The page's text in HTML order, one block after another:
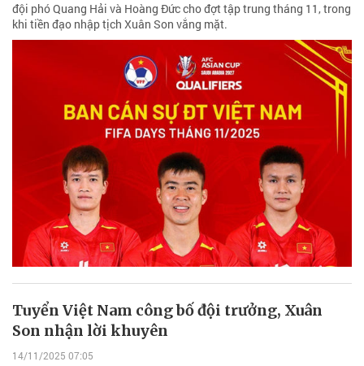
đội phó Quang Hải và Hoàng Đức cho đợt tập trung tháng 11, trong
khi tiền đạo nhập tịch Xuân Son vắng mặt.
Tuyển Việt Nam công bố đội trưởng, Xuân
Son nhận lời khuyên
14/11/2025 07:05